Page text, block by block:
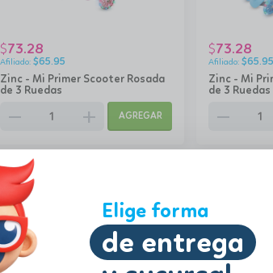
Elige forma
de entrega
Zinc - Mi Primer Scooter Rosada
de 3 Ruedas
$73.28
$65.95
remove add AGREGAR
Zinc - Mi
de 3 Ruedas
$73.28
$65.95
remove